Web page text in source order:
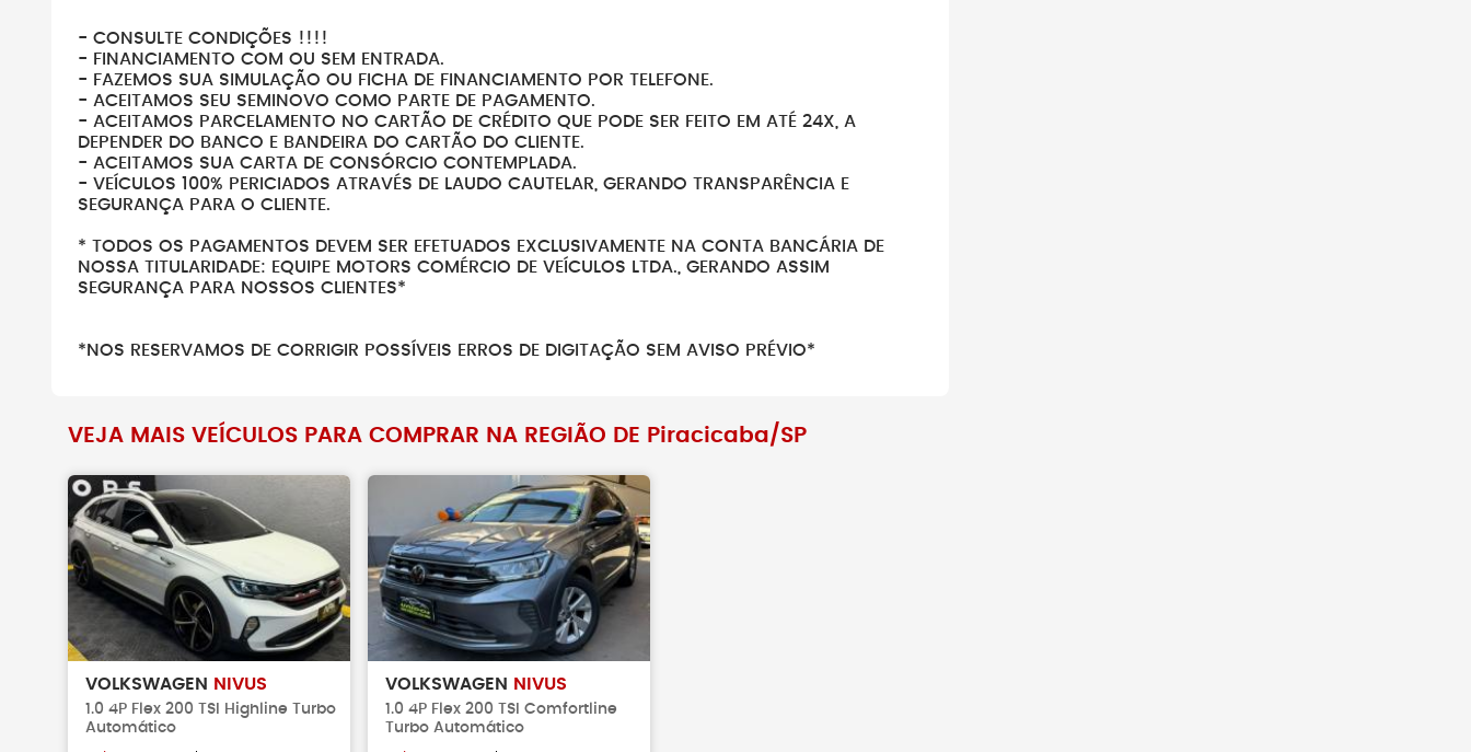
- CONSULTE CONDIÇÕES !!!!
- FINANCIAMENTO COM OU SEM ENTRADA.
- FAZEMOS SUA SIMULAÇÃO OU FICHA DE FINANCIAMENTO POR TELEFONE.
- ACEITAMOS SEU SEMINOVO COMO PARTE DE PAGAMENTO.
- ACEITAMOS PARCELAMENTO NO CARTÃO DE CRÉDITO QUE PODE SER FEITO EM ATÉ 24X, A
DEPENDER DO BANCO E BANDEIRA DO CARTÃO DO CLIENTE.
- ACEITAMOS SUA CARTA DE CONSÓRCIO CONTEMPLADA.
- VEÍCULOS 100% PERICIADOS ATRAVÉS DE LAUDO CAUTELAR, GERANDO TRANSPARÊNCIA E
SEGURANÇA PARA O CLIENTE.
* TODOS OS PAGAMENTOS DEVEM SER EFETUADOS EXCLUSIVAMENTE NA CONTA BANCÁRIA DE
NOSSA TITULARIDADE: EQUIPE MOTORS COMÉRCIO DE VEÍCULOS LTDA., GERANDO ASSIM
SEGURANÇA PARA NOSSOS CLIENTES*
*NOS RESERVAMOS DE CORRIGIR POSSÍVEIS ERROS DE DIGITAÇÃO SEM AVISO PRÉVIO*
VEJA MAIS VEÍCULOS PARA COMPRAR NA REGIÃO DE Piracicaba/SP
VOLKSWAGEN NIVUS
1.0 4P Flex 200 TSI Highline Turbo
Automático
VOLKSWAGEN NIVUS
1.0 4P Flex 200 TSI Comfortline
Turbo Automático